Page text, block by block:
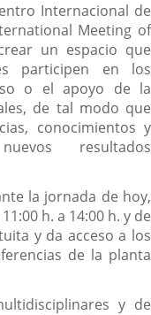
Internacional de
Meeting of
un espacio que
participen en los
o el apoyo de la
de tal modo que
conocimientos y
resultados
la jornada de hoy,
h. a 14:00 h. y de
y da acceso a los
de la planta
y de